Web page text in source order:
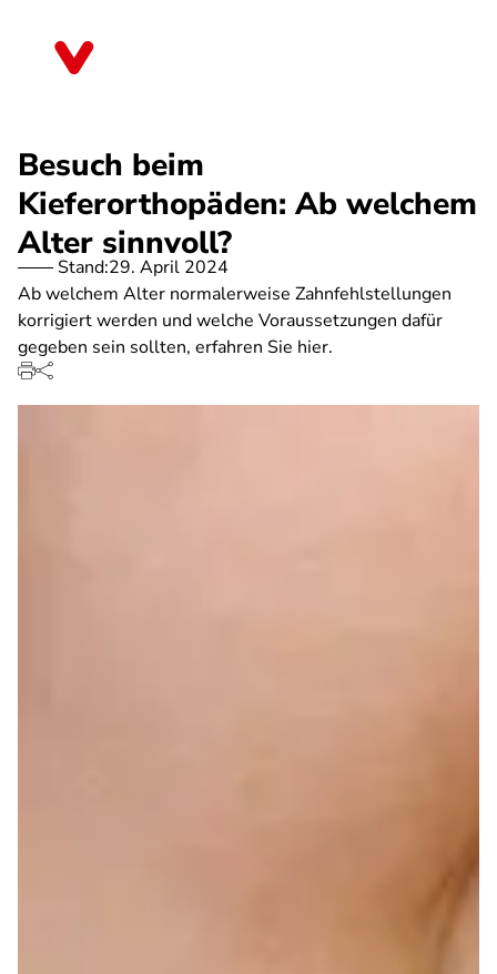
Besuch beim
Kieferorthopäden: Ab welchem
Alter sinnvoll?
Stand:29. April 2024
Ab welchem Alter normalerweise Zahnfehlstellungen
korrigiert werden und welche Voraussetzungen dafür
gegeben sein sollten, erfahren Sie hier.